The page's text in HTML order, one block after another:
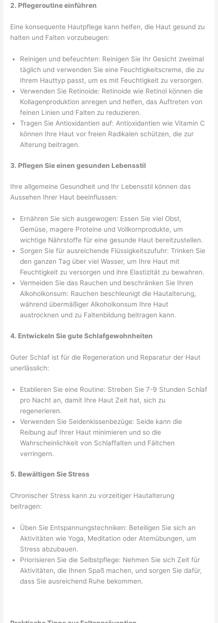
2. Pflegeroutine einführen
Eine konsequente Hautpflege kann helfen, die Haut gesund zu
halten und Falten vorzubeugen:
Reinigen und befeuchten: Reinigen Sie Ihr Gesicht zweimal
täglich und verwenden Sie eine Feuchtigkeitscreme, die zu
Ihrem Hauttyp passt, um es mit Feuchtigkeit zu versorgen.
Verwenden Sie Retinoide: Retinoide wie Retinol können die
Kollagenproduktion anregen und helfen, das Auftreten von
feinen Linien und Falten zu reduzieren.
Tragen Sie Antioxidantien auf: Antioxidantien wie Vitamin C
können Ihre Haut vor freien Radikalen schützen, die zur
Alterung beitragen.
3. Pflegen Sie einen gesunden Lebensstil
Ihre allgemeine Gesundheit und Ihr Lebensstil können das
Aussehen Ihrer Haut beeinflussen:
Ernähren Sie sich ausgewogen: Essen Sie viel Obst,
Gemüse, magere Proteine ​​und Vollkornprodukte, um
wichtige Nährstoffe für eine gesunde Haut bereitzustellen.
Sorgen Sie für ausreichende Flüssigkeitszufuhr: Trinken Sie
den ganzen Tag über viel Wasser, um Ihre Haut mit
Feuchtigkeit zu versorgen und ihre Elastizität zu bewahren.
Vermeiden Sie das Rauchen und beschränken Sie Ihren
Alkoholkonsum: Rauchen beschleunigt die Hautalterung,
während übermäßiger Alkoholkonsum Ihre Haut
austrocknen und zu Faltenbildung beitragen kann.
4. Entwickeln Sie gute Schlafgewohnheiten
Guter Schlaf ist für die Regeneration und Reparatur der Haut
unerlässlich:
Etablieren Sie eine Routine: Streben Sie 7-9 Stunden Schlaf
pro Nacht an, damit Ihre Haut Zeit hat, sich zu
regenerieren.
Verwenden Sie Seidenkissenbezüge: Seide kann die
Reibung auf Ihrer Haut minimieren und so die
Wahrscheinlichkeit von Schlaffalten und Fältchen
verringern.
5. Bewältigen Sie Stress
Chronischer Stress kann zu vorzeitiger Hautalterung
beitragen:
Üben Sie Entspannungstechniken: Beteiligen Sie sich an
Aktivitäten wie Yoga, Meditation oder Atemübungen, um
Stress abzubauen.
Priorisieren Sie die Selbstpflege: Nehmen Sie sich Zeit für
Aktivitäten, die Ihnen Spaß machen, und sorgen Sie dafür,
dass Sie ausreichend Ruhe bekommen.